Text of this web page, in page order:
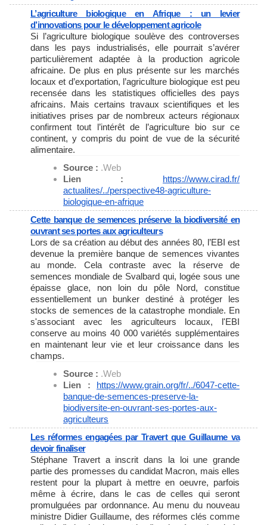
L’agriculture biologique en Afrique : un levier
d’innovations pour le développement agricole
Si l’agriculture biologique soulève des controverses
dans les pays industrialisés, elle pourrait s’avérer
particulièrement adaptée à la production agricole
africaine. De plus en plus présente sur les marchés
locaux et d’exportation, l’agriculture biologique est peu
recensée dans les statistiques officielles des pays
africains. Mais certains travaux scientifiques et les
initiatives prises par de nombreux acteurs régionaux
confirment tout l’intérêt de l’agriculture bio sur ce
continent, y compris du point de vue de la sécurité
alimentaire.
Source : .Web
Lien : https://www.cirad.fr/
actualites/../perspective48-agriculture-
biologique-en-afrique
Cette banque de semences préserve la biodiversité en
ouvrant ses portes aux agriculteurs
Lors de sa création au début des années 80, l’EBI est
devenue la première banque de semences vivantes
au monde. Cela contraste avec la réserve de
semences mondiale de Svalbard qui, logée sous une
épaisse glace, non loin du pôle Nord, constitue
essentiellement un bunker destiné à protéger les
stocks de semences de la catastrophe mondiale. En
s'associant avec les agriculteurs locaux, l'EBI
conserve au moins 40 000 variétés supplémentaires
en maintenant leur vie et leur croissance dans les
champs.
Source : .Web
Lien : https://www.grain.org/fr/../6047-cette-
banque-de-semences-preserve-la-
biodiversite-en-ouvrant-ses-portes-aux-
agriculteurs
Les réformes engagées par Travert que Guillaume va
devoir finaliser
Stéphane Travert a inscrit dans la loi une grande
partie des promesses du candidat Macron, mais elles
restent pour la plupart à mettre en oeuvre, parfois
même à écrire, dans le cas de celles qui seront
promulguées par ordonnance. Au menu du nouveau
ministre Didier Guillaume, des réformes clés comme